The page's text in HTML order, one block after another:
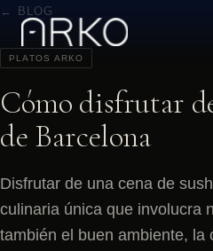
← BLOG
PLATOS ARKO
Cómo disfrutar
de Barcelona
Disfrutar de una cena de
culinaria única que involucra
también el buen ambiente, la